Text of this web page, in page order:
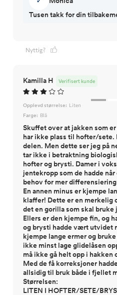
Tusen takk for din
Nyttig?
Kamilla H Verifisert kunde
Opplevd størrelse: Liten
Farge: Blå
Skuffet over at jakken som
har ikke plass til hofter/sete.
delen. Men dette ser jeg på
tar ikke i betraktning
hofter og brysti. Damer i
jentekropp som de hadde
behov for mer
En annen minus er kjempe
klaffer! Dette er en merkelig
det en gorilla som skal bruke
Ellers er den kjempe fin, og
og brysti hadde vært utvidet
kjempe lange ermer og
ikke minst lage glidelåsen
må ikke gå helt opp i hakken
Med de få korreksjoner
allsidig til bruk både i fjellet
Størrelsen:
LITEN I HOFTER/SETE/